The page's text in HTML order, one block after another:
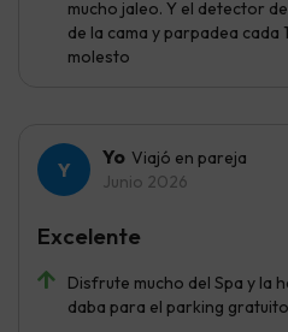
mucho jaleo. Y el detector
de la cama y parpadea cada
molesto
Yo Viajó en pareja
Junio 2026
Disfrute mucho del Spa y la
daba para el parking
Excelente